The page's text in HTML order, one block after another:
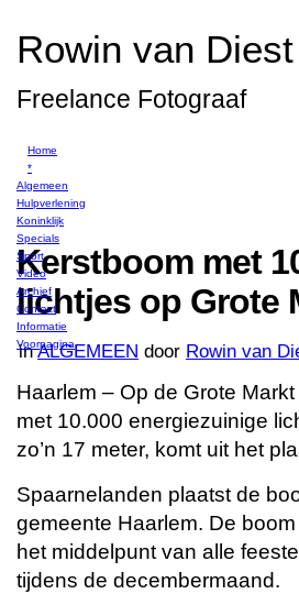
Rowin van
Freelance Fotograaf
Home
*
Algemeen
Hulpverlening
Koninklijk
Specials
Sport
Video
Archief
Contact
Informatie
Voorpagina
Kerstboom met
lichtjes op Grote
inALGEMEEN door Rowin van
Haarlem – Op de Grote
met 10.000 energiezuinige
zo’n 17 meter, komt uit het
Spaarnelanden plaatst de
gemeente Haarlem. De
het middelpunt van alle
tijdens de decembermaand.